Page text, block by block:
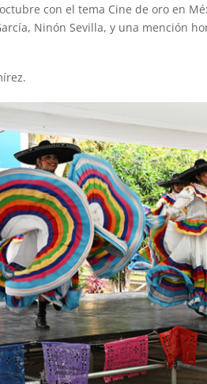
con el tema Cine de oro en
Ninón Sevilla, y una mención